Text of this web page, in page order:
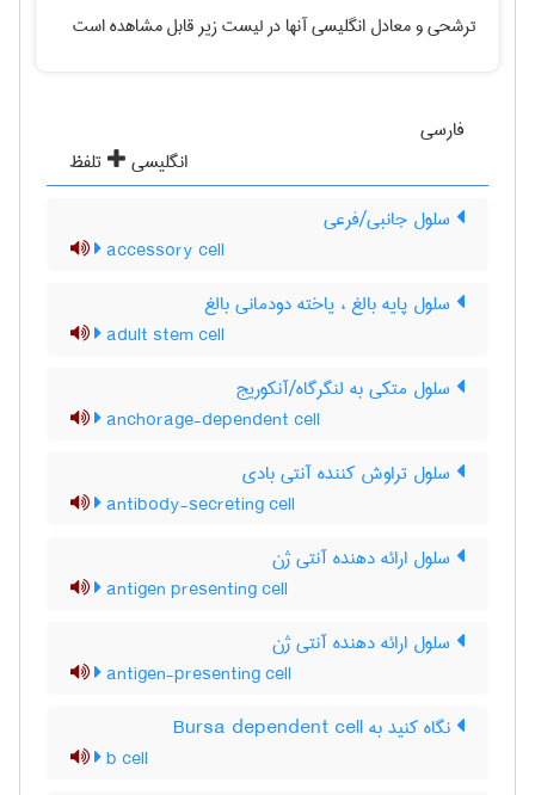
ترشحیو معادل انگلیسی آنها در لیست زیر قابل مشاهده است
فارسی
انگلیسی
تلفظ
سلول جانبی/فرعی
accessory cell
سلول پایه بالغ ، یاخته دودمانی بالغ
adult stem cell
سلول متکی به لنگرگاه/آنکوریج
anchorage-dependent cell
سلول تراوش کننده آنتی بادی
antibody-secreting cell
سلول ارائه دهنده آنتی ژن
antigen presenting cell
سلول ارائه دهنده آنتی ژن
antigen-presenting cell
نگاه کنید به Bursa dependent cell
b cell